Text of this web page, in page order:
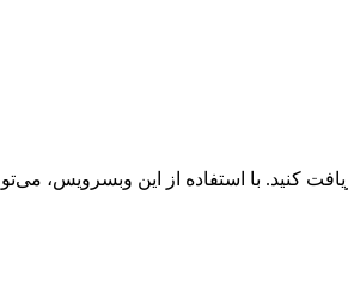
کنید. با استفاده از این وبسرویس،